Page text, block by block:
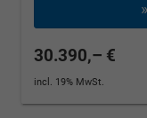
30.390,– €
incl. 19% MwSt.